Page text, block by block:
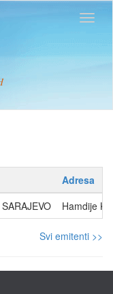
Adresa
Hamdije
Svi emitenti >>